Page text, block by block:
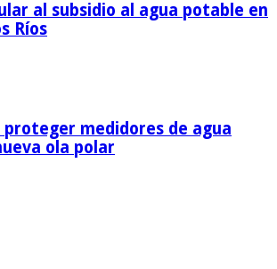
al subsidio al agua potable en
Ríos
proteger medidores de agua
ola polar